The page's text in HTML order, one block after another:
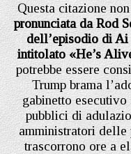
Questa citazione
pronunciata da Rod
dell’episodio di
intitolato «He’s
potrebbe essere
Trump brama
gabinetto
pubblici di
amministratori delle
trascorrono ore a